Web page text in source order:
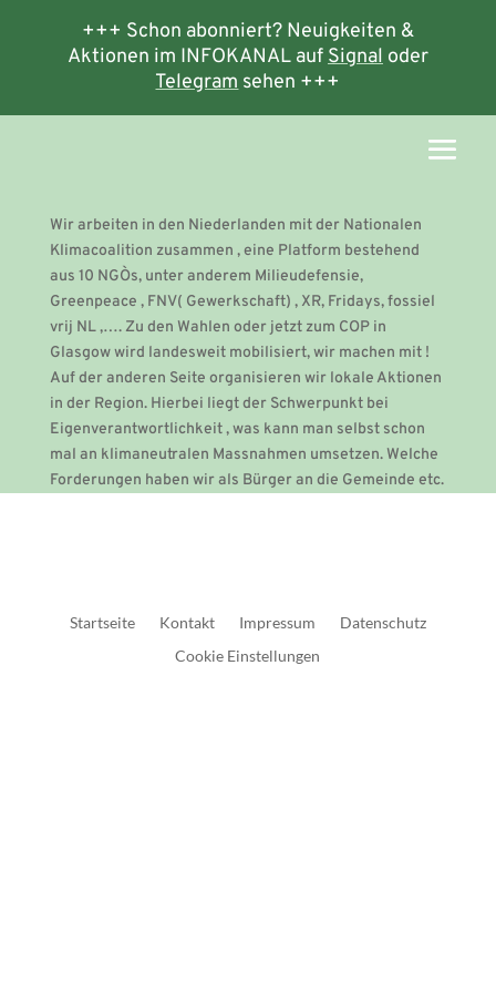
+++ Schon abonniert? Neuigkeiten &
Aktionen im INFOKANAL aufSignaloder
Telegramsehen +++
Wir arbeiten in den Niederlanden mit der Nationalen
Klimacoalition zusammen , eine Platform bestehend
aus 10 NGO`s, unter anderem Milieudefensie,
Greenpeace , FNV( Gewerkschaft) , XR, Fridays, fossiel
vrij NL ,…. Zu den Wahlen oder jetzt zum COP in
Glasgow wird landesweit mobilisiert, wir machen mit !
Auf der anderen Seite organisieren wir lokale Aktionen
in der Region. Hierbei liegt der Schwerpunkt bei
Eigenverantwortlichkeit , was kann man selbst schon
mal an klimaneutralen Massnahmen umsetzen. Welche
Forderungen haben wir als Bürger an die Gemeinde etc.
Startseite Kontakt Impressum
Datenschutz
Cookie Einstellungen